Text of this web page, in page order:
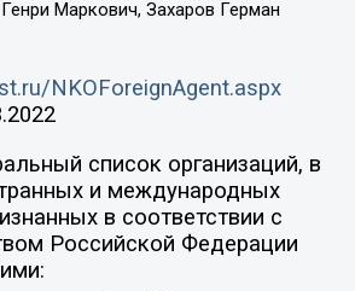
Маркович, Захаров Герман
NKOForeignAgent.aspx
список организаций, в
и международных
в соответствии с
Российской Федерации